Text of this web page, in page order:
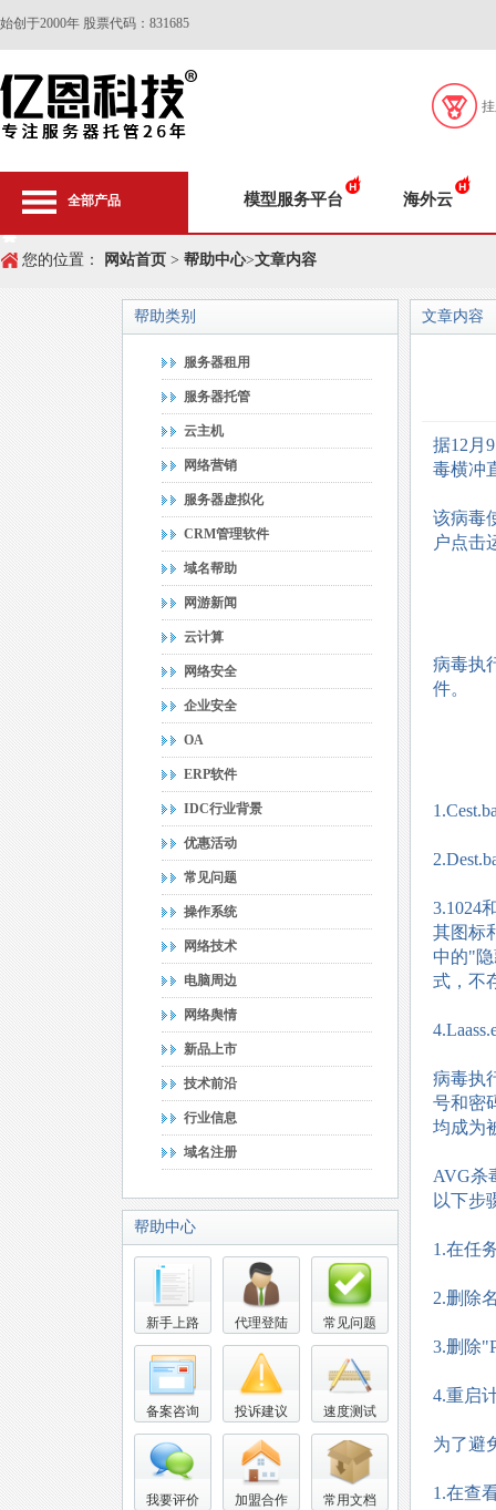
始创于2000年 股票代码：831685
全部产品 模型服务平台 海外云
您的位置： 网站首页 > 帮助中心>文章内容
帮助类别
服务器租用
服务器托管
云主机
网络营销
服务器虚拟化
CRM管理软件
域名帮助
网游新闻
云计算
网络安全
企业安全
OA
ERP软件
IDC行业背景
优惠活动
常见问题
操作系统
网络技术
电脑周边
网络舆情
新品上市
技术前沿
行业信息
域名注册
帮助中心
新手上路 代理登陆 常见问题
备案咨询 投诉建议 速度测试
我要评价 加盟合作 常用文档
文章内容
据12月
毒横冲
该病毒
户点击
病毒执
件。
3.1024
其图标
中的"
式，不
病毒执
号和密
均成为
AVG杀
以下步
1.在任
2.删除
3.删除
4.重启
为了避
1.在查